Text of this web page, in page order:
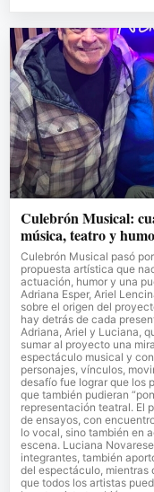
Culebrón Musical:
música, teatro y
Culebrón Musical pasó
propuesta artística que
actuación, humor y una
Adriana Esper, Ariel
sobre el origen del
hay detrás de cada
Adriana, Ariel y Luciana,
sumar al proyecto una
espectáculo musical y
personajes, vínculos,
desafío fue lograr que los
que también pudieran
representación teatral. El
de ensayos, con
lo vocal, sino también en
escena. Luciana
integrantes, también
del espectáculo, mientras
que todos los artistas